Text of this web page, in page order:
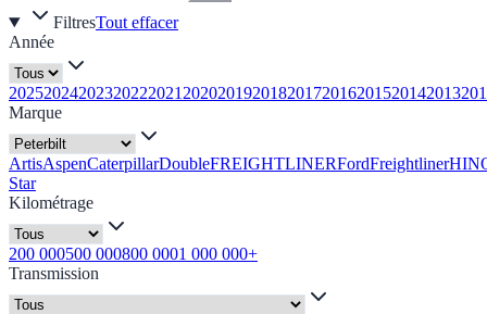
FiltresTout effacer
Année
20252024202320222021 20202019201820172016201520142013
Marque
ArtisAspenCaterpillarDoubleFREIGHTLINERFordFreightliner
Star
Kilométrage
200 000500 000800 0001 000 000+
Transmission